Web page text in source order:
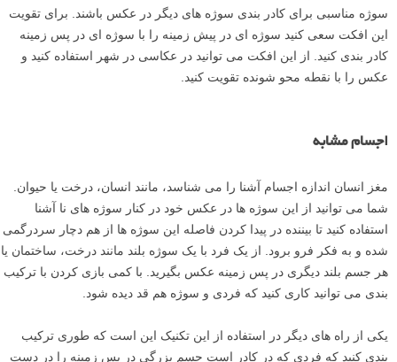
سوژه مناسبی برای کادر بندی سوژه های دیگر در عکس باشند. برای تقویت
این افکت سعی کنید سوژه ای در پیش زمینه را با سوژه ای در پس زمینه
کادر بندی کنید. از این افکت می توانید در عکاسی در شهر استفاده کنید و
عکس را با نقطه محو شونده تقویت کنید.
اجسام مشابه
مغز انسان اندازه اجسام آشنا را می شناسد، مانند انسان، درخت یا حیوان.
شما می توانید از این سوژه ها در عکس خود در کنار سوژه های نا آشنا
استفاده کنید تا بیننده در پیدا کردن فاصله این سوژه ها از هم دچار سردرگمی
شده و به فکر فرو برود. از یک فرد با یک سوژه بلند مانند درخت، ساختمان یا
هر جسم بلند دیگری در پس زمینه عکس بگیرید. با کمی بازی کردن با ترکیب
بندی می توانید کاری کنید که فردی و سوژه هم قد دیده شود.
یکی از راه های دیگر در استفاده از این تکنیک این است که طوری ترکیب
بندی کنید که فردی که در کادر است جسم بزرگی در پس زمینه را در دست